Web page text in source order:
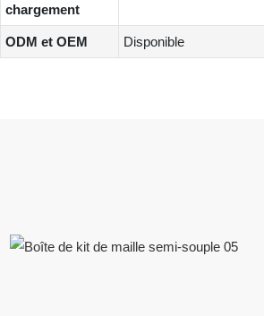
chargement
ODM et OEM Disponible